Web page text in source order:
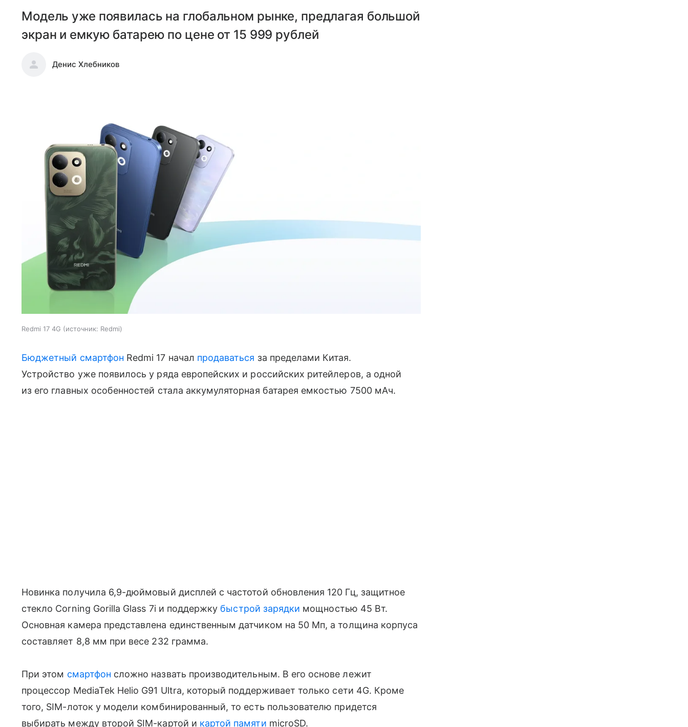
Модель уже появилась на глобальном рынке, предлагая большой
экран и емкую батарею по цене от 15 999 рублей
Денис Хлебников
Redmi 17 4G источник: Redmi
Бюджетный смартфон Redmi 17 начал продаваться за пределами Китая.
Устройство уже появилось у ряда европейских и российских ритейлеров, а одной
из его главных особенностей стала аккумуляторная батарея емкостью 7500 мАч.
Новинка получила 6,9-дюймовый дисплей с частотой обновления 120 Гц, защитное
стекло Corning Gorilla Glass 7i и поддержку быстрой зарядки мощностью 45 Вт.
Основная камера представлена единственным датчиком на 50 Мп, а толщина корпуса
составляет 8,8 мм при весе 232 грамма.
При этом смартфон сложно назвать производительным. В его основе лежит
процессор MediaTek Helio G91 Ultra, который поддерживает только сети 4G. Кроме
того, SIM-лоток у модели комбинированный, то есть пользователю придется
выбирать между второй SIM-картой и картой памяти microSD.